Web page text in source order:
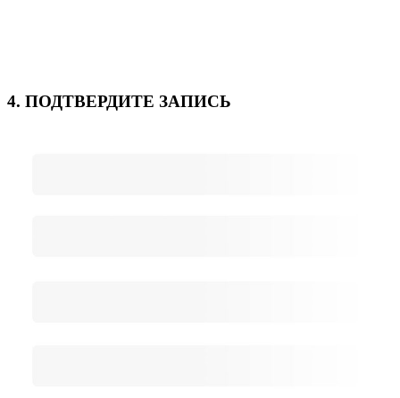
4. ПОДТВЕРДИТЕ ЗАПИСЬ